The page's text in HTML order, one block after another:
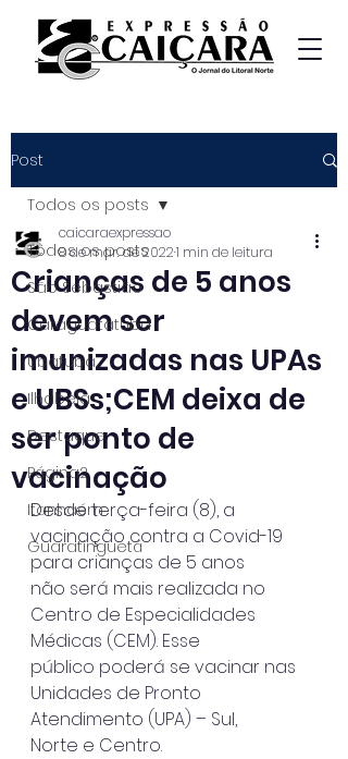
Post
Todos os posts
São Sebastião
Caraguatatuba
Ubatuba
Ilhabela
Destaque
Página2
Itanhaém
Guaratinguetá
Todos os posts
Crianças de 5 anos
devem ser
imunizadas nas UPAs
e UBSs;CEM deixa de
ser ponto de
vacinação
caicaraexpressao
8 de mar. de 20221 min de leitura
Desde terça-feira (8), a
vacinação contra a Covid-19
para crianças de 5 anos
não será mais realizada no
Centro de Especialidades
Médicas (CEM). Esse
público poderá se vacinar nas
Unidades de Pronto
Atendimento (UPA) – Sul,
Norte e Centro.